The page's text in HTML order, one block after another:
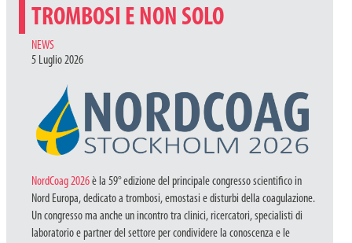
TROMBOSI E NON SOLO
CATEGORIES
NEWS
5 Luglio 2026
NordCoag 2026è la 59° edizione del principale congresso scientifico in
Nord Europa, dedicato a trombosi, emostasi e disturbi della coagulazione.
Un congresso ma anche un incontro tra clinici, ricercatori, specialisti di
laboratorio e partner del settore per condividere la conoscenza e le